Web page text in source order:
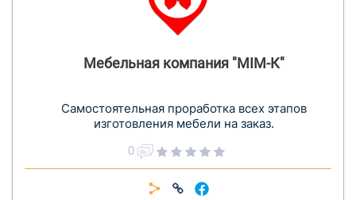
Мебельная компания "МІМ-К"
Cамостоятельная проработка всех этапов
изготовления мебели на заказ.
0